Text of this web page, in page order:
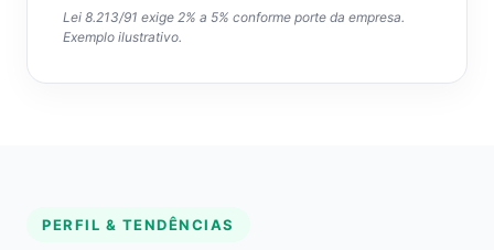
Lei 8.213/91 exige 2% a 5% conforme porte da empresa.
Exemplo ilustrativo.
PERFIL & TENDÊNCIAS